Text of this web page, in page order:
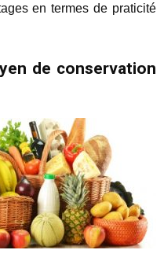
en termes de praticité
de conservation